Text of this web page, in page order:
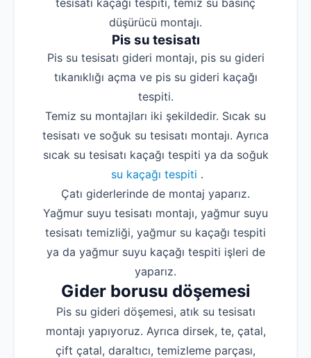
tesisatı kaçağı tespiti, temiz su basınç
düşürücü montajı.
Pis su tesisatı
Pis su tesisatı gideri montajı, pis su gideri
tıkanıklığı açma ve pis su gideri kaçağı
tespiti.
Temiz su montajları iki şekildedir. Sıcak su
tesisatı ve soğuk su tesisatı montajı. Ayrıca
sıcak su tesisatı kaçağı tespiti ya da soğuk
su kaçağı tespiti .
Çatı giderlerinde de montaj yaparız.
Yağmur suyu tesisatı montajı, yağmur suyu
tesisatı temizliği, yağmur su kaçağı tespiti
ya da yağmur suyu kaçağı tespiti işleri de
yaparız.
Gider borusu döşemesi
Pis su gideri döşemesi, atık su tesisatı
montajı yapıyoruz. Ayrıca dirsek, te, çatal,
çift çatal, daraltıcı, temizleme parçası,